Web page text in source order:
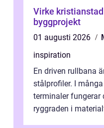
Virke kristianstad kloka val för hållbara
byggprojekt
01 augusti 2026
inspiration
En driven rullbana
stålprofiler. I
terminaler fungerar
ryggraden i